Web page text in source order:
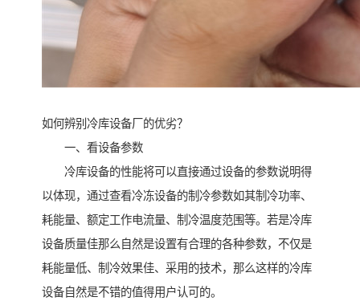
如何辨别冷库设备厂的优劣？
一、看设备参数
冷库设备的性能将可以直接通过设备的参数说明得
以体现，通过查看冷冻设备的制冷参数如其制冷功率、
耗能量、额定工作电流量、制冷温度范围等。若是冷库
设备质量佳那么自然是设置有合理的各种参数，不仅是
耗能量低、制冷效果佳、采用的技术，那么这样的冷库
设备自然是不错的值得用户认可的。